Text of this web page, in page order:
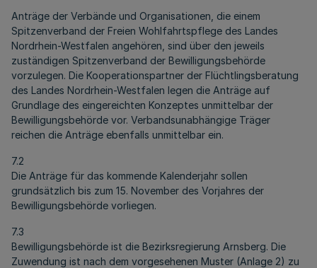
Anträge der Verbände und Organisationen, die einem
Spitzenverband der Freien Wohlfahrtspflege des Landes
Nordrhein-Westfalen angehören, sind über den jeweils
zuständigen Spitzenverband der Bewilligungsbehörde
vorzulegen. Die Kooperationspartner der Flüchtlingsberatung
des Landes Nordrhein-Westfalen legen die Anträge auf
Grundlage des eingereichten Konzeptes unmittelbar der
Bewilligungsbehörde vor. Verbandsunabhängige Träger
reichen die Anträge ebenfalls unmittelbar ein.
7.2
Die Anträge für das kommende Kalenderjahr sollen
grundsätzlich bis zum 15. November des Vorjahres der
Bewilligungsbehörde vorliegen.
7.3
Bewilligungsbehörde ist die Bezirksregierung Arnsberg. Die
Zuwendung ist nach dem vorgesehenen Muster (Anlage 2) zu